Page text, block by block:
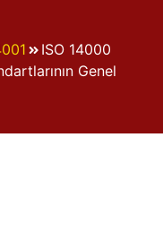
ISO 14000
Genel